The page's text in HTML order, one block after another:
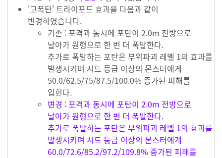
'고폭탄' 트라이포드 효과를 다음과 같이
변경하였습니다.
기존 : 포격과 동시에 포탄이 2.0m 전방으로
날아가 원형으로 한 번 더 폭발한다.
추가로 폭발하는 포탄은 부위파괴 레벨 1의 효과를
발생시키며 시드 등급 이상의 몬스터에게
50.0/62.5/75/87.5/100.0% 증가된 피해를
입힌다.
변경 : 포격과 동시에 포탄이 2.0m 전방으로
날아가 원형으로 한 번 더 폭발한다.
추가로 폭발하는 포탄은 부위파괴 레벨 1의 효과를
발생시키며 시드 등급 이상의 몬스터에게
60.0/72.6/85.2/97.2/109.8% 증가된 피해를